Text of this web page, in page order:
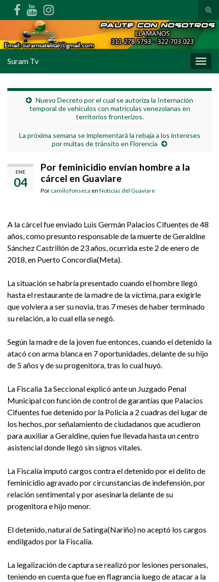
Suram Tv
Nuevo Decreto por el cual se autoriza la Internación
temporal de vehículos con matrículas venezolanas en
territorios fronterizos.
La próxima semana se implementará la rebaja a los intereses
por multas de tránsito en Florencia
ENE
04
Por feminicidio envían hombre a la
cárcel en Guaviare
Por camilo fonseca en Noticias del Guaviare
A la cárcel fue enviado Luis Germán Palacios Cifuentes de 48
años, como presunto responsable de la muerte de Geraldine
Sánchez Castrillón de 23 años, ocurrida este 2 de enero de
2018, en Puerto Concordia(Meta).
La situación se habría presentado cuando el hombre llegó
hasta el restaurante de la madre de la víctima, para exigirle
que volviera a ser su novia, tras 7 meses de haber terminado
su relación, a lo cual ella se negó.
Según la madre de la joven fue entonces, cuando el detenido la
atacó con arma blanca en 7 oportunidades, delante de su hijo
de 5 años y de su progenitora, tras lo cual huyó.
La Fiscalia 1a Seccional explicó ante un Juzgado Penal
Municipal con función de control de garantías que Palacios
Cifuentes fue detenido por la Policía a 2 cuadras del lugar de
los hechos, por señalamiento de ciudadanos que acudieron
para auxiliar a Geraldine, quien fue llevada hasta un centro
asistencial donde llegó sin signos vitales.
La Fiscalía imputó cargos contra el detenido por el delito de
feminicidio agravado por circunstancias de indefensión, por
relación sentimental y por asesinarla delante de su
progenitora e hijo menor.
El detenido, natural de Satinga(Nariño) no aceptó los cargos
endilgados por la Fiscalía.
La legalización de captura se realizó por lesiones personales,
teniendo en cuenta que fue en flagrancia luego de atacar a la